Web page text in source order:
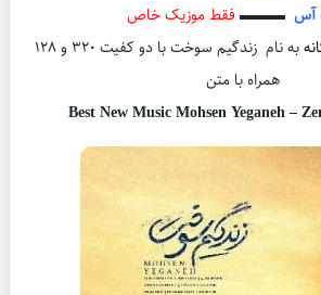
آس ▬▬▬ فقط موزیک خاص
به نام زندگیم سوخت با دو کفیت 320 و 128
همراه با متن
Best New Music Mohsen Yeganeh –